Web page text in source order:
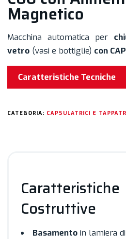
Magnetico
Macchina automatica per
vetro (vasi e bottiglie) con
Caratteristiche Tecniche
CATEGORIA: CAPSULATRICI E
Caratteristiche
Costruttive
Basamento in lamiera